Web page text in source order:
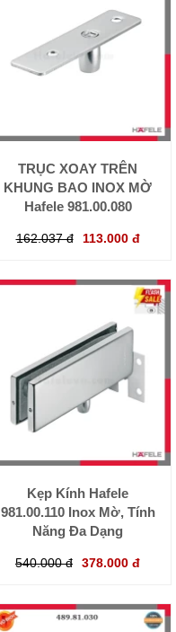
TRỤC XOAY TRÊN
KHUNG BAO INOX MỜ
Hafele 981.00.080
162.037 đ 113.000 đ
Kẹp Kính Hafele
981.00.110 Inox Mờ, Tính
Năng Đa Dạng
540.000 đ 378.000 đ